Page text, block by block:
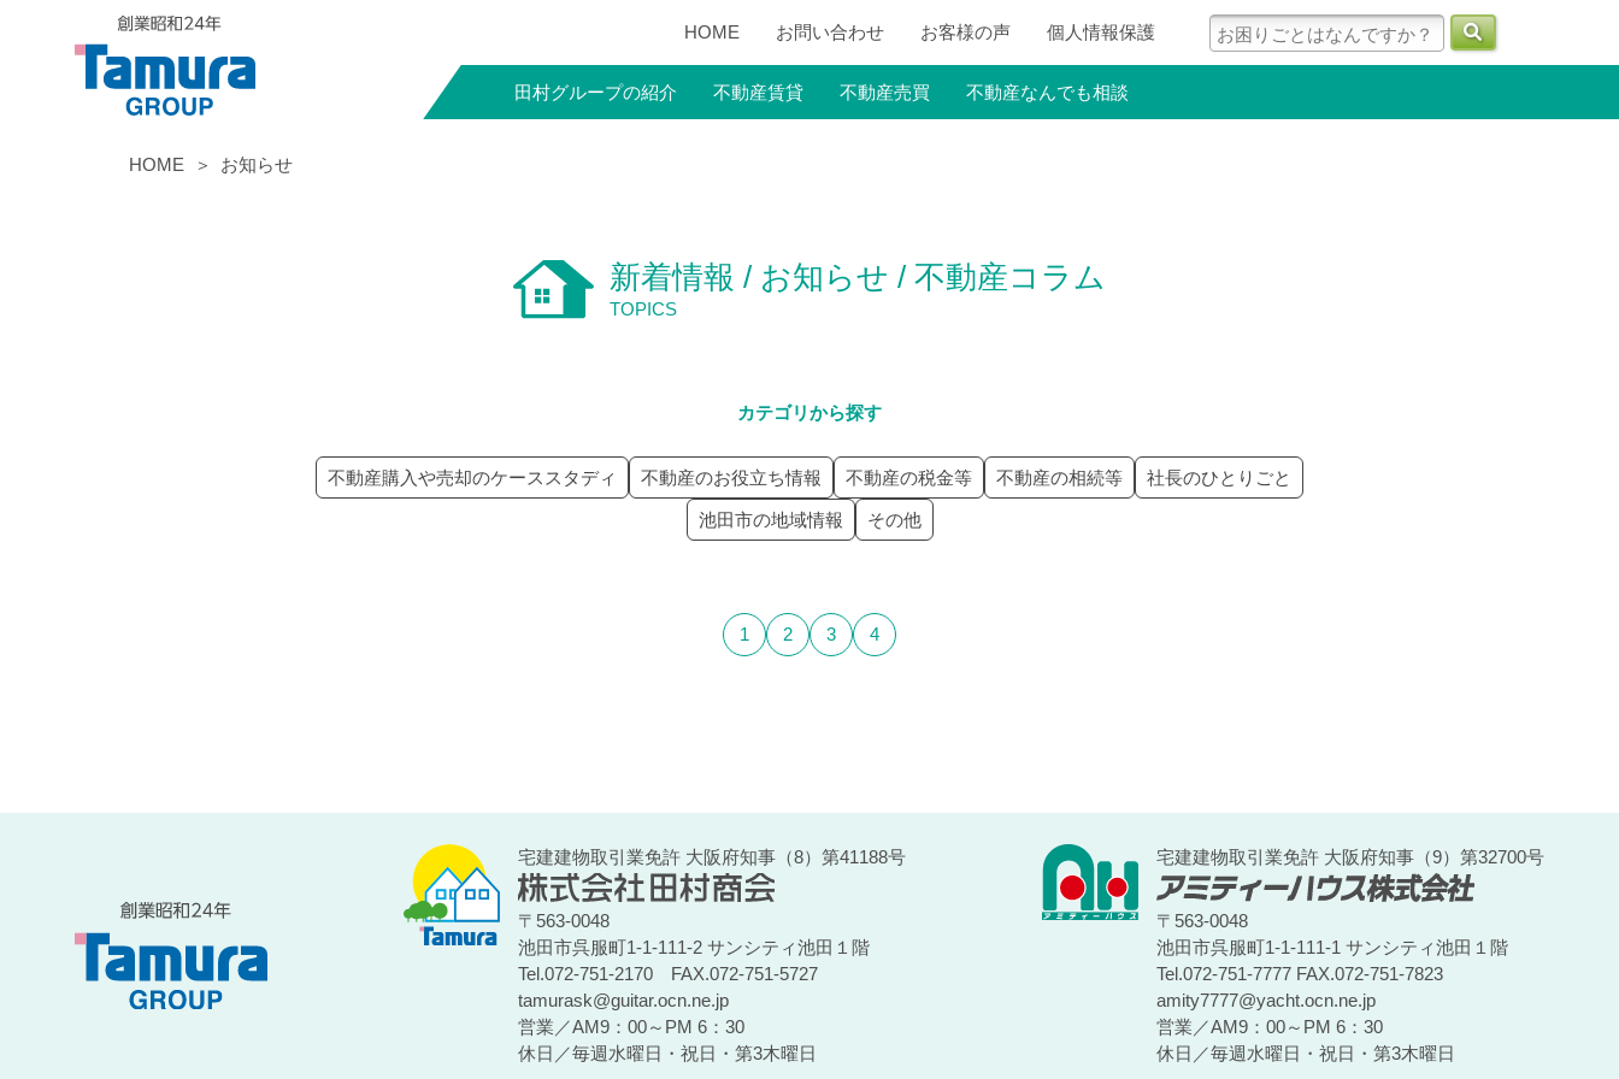
HOME お問い合わせ お客様の声 個人情報保護
田村グループの紹介 不動産賃貸 不動産売買 不動産なんでも相談
HOME お知らせ
新着情報 / お知らせ / 不動産コラム
TOPICS
カテゴリから探す
不動産購入や売却のケーススタディ 不動産のお役立ち情報 不動産の税金等 不動産の相続等 社長のひとりごと
池田市の地域情報 その他
1 2 3 4
宅建建物取引業免許 大阪府知事（8）第41188号
〒563-0048
池田市呉服町1-1-111-2 サンシティ池田１階
Tel.072-751-2170 FAX.072-751-5727
tamurask@guitar.ocn.ne.jp
営業／AM9：00～PM 6：30
休日／毎週水曜日・祝日・第3木曜日
宅建建物取引業免許 大阪府知事（9）第32700号
〒563-0048
池田市呉服町1-1-111-1 サンシティ池田１階
Tel.072-751-7777 FAX.072-751-7823
amity7777@yacht.ocn.ne.jp
営業／AM9：00～PM 6：30
休日／毎週水曜日・祝日・第3木曜日